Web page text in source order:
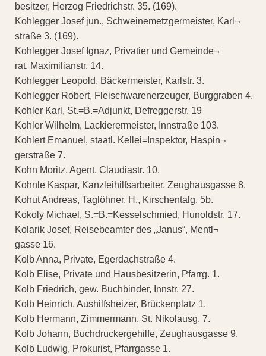
besitzer, Herzog Friedrichstr. 35. (169).
Kohlegger Josef jun., Schweinemetzgermeister, Karl¬
straße 3. (169).
Kohlegger Josef Ignaz, Privatier und Gemeinde¬
rat, Maximilianstr. 14.
Kohlegger Leopold, Bäckermeister, Karlstr. 3.
Kohlegger Robert, Fleischwarenerzeuger, Burggraben 4.
Kohler Karl, St.=B.=Adjunkt, Defreggerstr. 19
Kohler Wilhelm, Lackierermeister, Innstraße 103.
Kohlert Emanuel, staatl. Kellei=Inspektor, Haspin¬
gerstraße 7.
Kohn Moritz, Agent, Claudiastr. 10.
Kohnle Kaspar, Kanzleihilfsarbeiter, Zeughausgasse 8.
Kohut Andreas, Taglöhner, H., Kirschentalg. 5b.
Kokoly Michael, S.=B.=Kesselschmied, Hunoldstr. 17.
Kolarik Josef, Reisebeamter des „Janus“, Mentl¬
gasse 16.
Kolb Anna, Private, Egerdachstraße 4.
Kolb Elise, Private und Hausbesitzerin, Pfarrg. 1.
Kolb Friedrich, gew. Buchbinder, Innstr. 27.
Kolb Heinrich, Aushilfsheizer, Brückenplatz 1.
Kolb Hermann, Zimmermann, St. Nikolausg. 7.
Kolb Johann, Buchdruckergehilfe, Zeughausgasse 9.
Kolb Ludwig, Prokurist, Pfarrgasse 1.